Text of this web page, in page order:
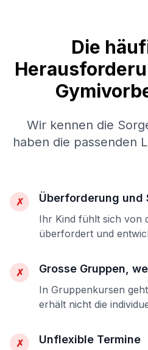
Die
Wir kennen die
haben die passenden
✗ Überforderung und
Ihr Kind fühlt sich von
überfordert und
✗ Grosse Gruppen,
In Gruppenkursen
erhält nicht die
✗ Unflexible Termine